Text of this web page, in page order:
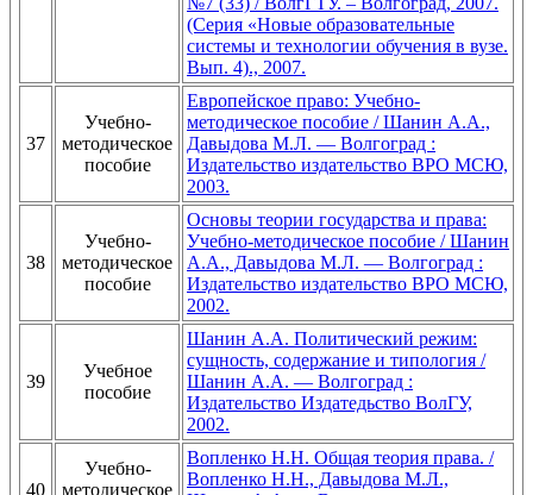
(Серия «Новые образовательные
системы и технологии обучения в вузе.
Вып. 4)., 2007.
37
Учебно-
методическое
пособие
Европейское право: Учебно-
методическое пособие / Шанин А.А.,
Давыдова М.Л. — Волгоград :
Издательство издательство ВРО МСЮ,
2003.
38
Учебно-
методическое
пособие
Основы теории государства и права:
Учебно-методическое пособие / Шанин
А.А., Давыдова М.Л. — Волгоград :
Издательство издательство ВРО МСЮ,
2002.
39
Учебное
пособие
Шанин А.А. Политический режим:
сущность, содержание и типология /
Шанин А.А. — Волгоград :
Издательство Издатедьство ВолГУ,
2002.
40
Учебно-
методическое
Вопленко Н.Н. Общая теория права. /
Вопленко Н.Н., Давыдова М.Л.,